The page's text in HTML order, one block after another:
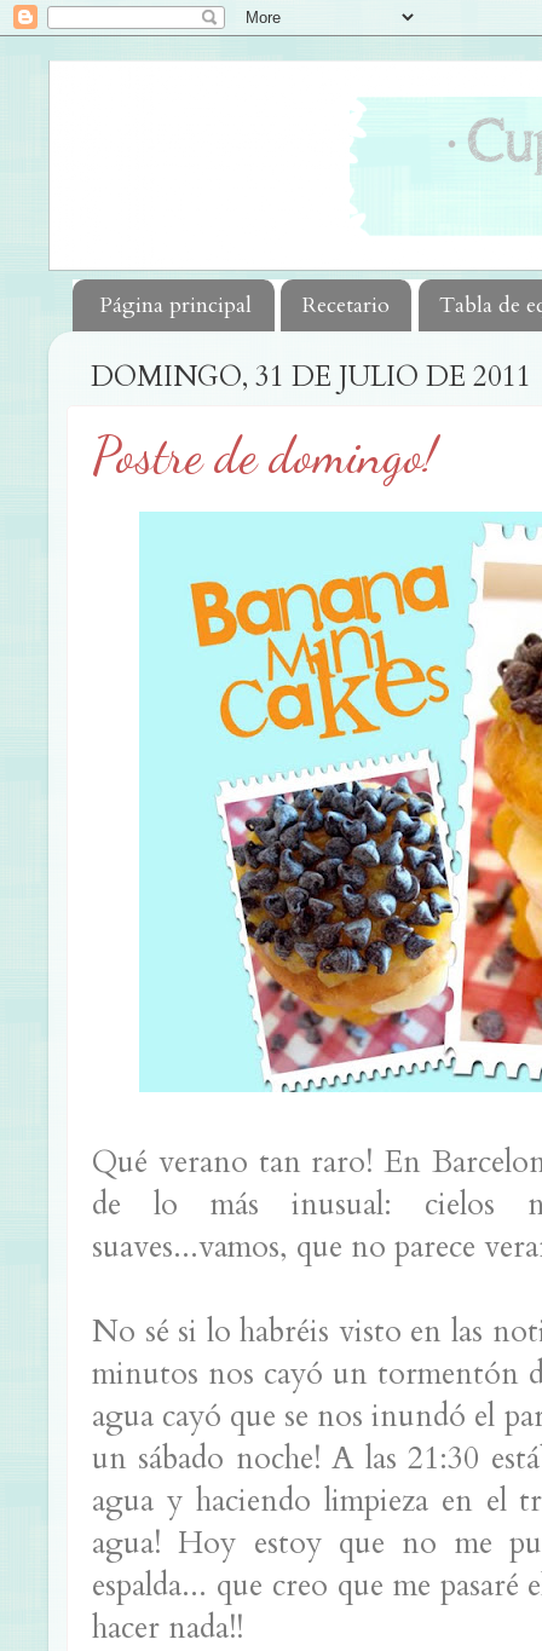
Página principal Recetario Tabla de
DOMINGO, 31 DE JULIO DE 2011
Postre de domingo!
Qué verano tan raro! En
de lo más inusual: cielos
suaves...vamos, que no parece
No sé si lo habréis visto en las
minutos nos cayó un tormentón
agua cayó que se nos inundó el
un sábado noche! A las 21:30
agua y haciendo limpieza en el
agua! Hoy estoy que no me
espalda... que creo que me
hacer nada!!